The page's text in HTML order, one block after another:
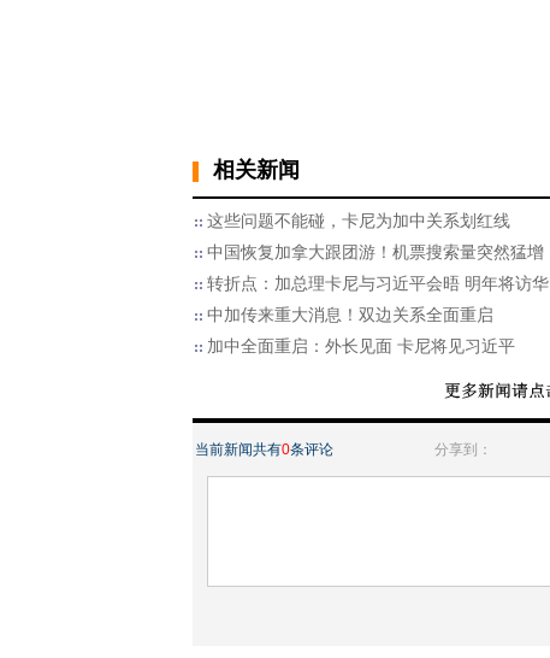
相关新闻
这些问题不能碰，卡尼为加中关系划红线
中国恢复加拿大跟团游！机票搜索量突然猛增
转折点：加总理卡尼与习近平会晤 明年将访华
中加传来重大消息！双边关系全面重启
加中全面重启：外长见面 卡尼将见习近平
当前新闻共有0条评论 分享到：